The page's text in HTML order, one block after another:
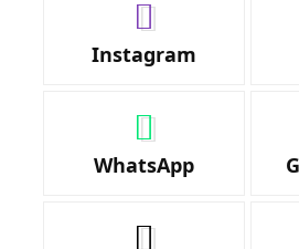
Instagram
WhatsApp